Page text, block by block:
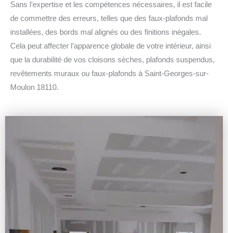
Sans l’expertise et les compétences nécessaires, il est facile
de commettre des erreurs, telles que des faux-plafonds mal
installées, des bords mal alignés ou des finitions inégales.
Cela peut affecter l’apparence globale de votre intérieur, ainsi
que la durabilité de vos cloisons sèches, plafonds suspendus,
revêtements muraux ou faux-plafonds à Saint-Georges-sur-
Moulon 18110.